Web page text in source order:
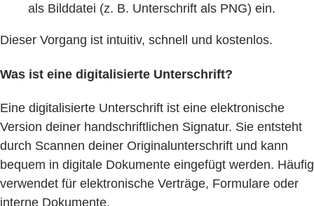
als Bilddatei (z. B. Unterschrift als PNG) ein.
Dieser Vorgang ist intuitiv, schnell und kostenlos.
Was ist eine digitalisierte Unterschrift?
Eine digitalisierte Unterschrift ist eine elektronische
Version deiner handschriftlichen Signatur. Sie entsteht
durch Scannen deiner Originalunterschrift und kann
bequem in digitale Dokumente eingefügt werden. Häufig
verwendet für elektronische Verträge, Formulare oder
interne Dokumente.